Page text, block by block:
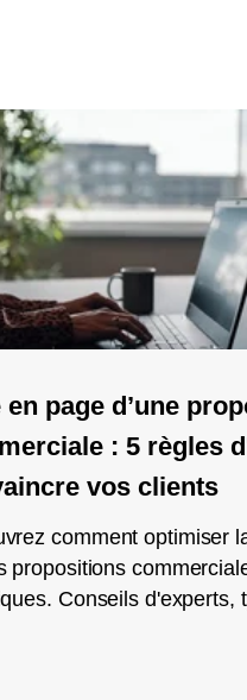
en page d’une
: 5 règles
vos clients
comment optimiser
propositions
Conseils d'experts,